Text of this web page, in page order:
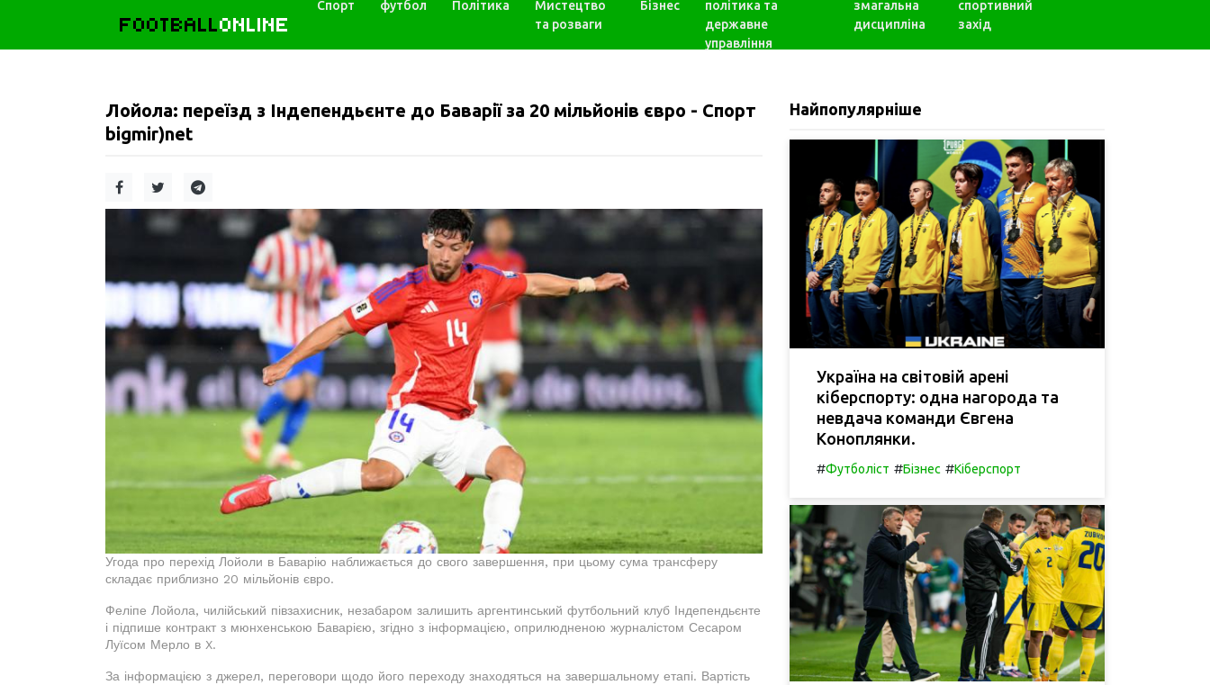
FOOTBALLONLINE
Спорт футбол Політика
Мистецтво
та розваги
Бізнес
політика та
державне
управління
змагальна
дисципліна
спортивний
захід
Лойола: переїзд з Індепендьєнте до Баварії за 20 мільйонів євро - Спорт
bigmir)net
Угода про перехід Лойоли в Баварію наближається до свого завершення, при цьому сума трансферу
складає приблизно 20 мільйонів євро.
Феліпе Лойола, чилійський півзахисник, незабаром залишить аргентинський футбольний клуб Індепендьєнте
і підпише контракт з мюнхенською Баварією, згідно з інформацією, оприлюдненою журналістом Сесаром
Луїсом Мерло в X.
За інформацією з джерел, переговори щодо його переходу знаходяться на завершальному етапі. Вартість
Найпопулярніше
Україна на світовій арені
кіберспорту: одна нагорода та
невдача команди Євгена
Коноплянки.
#Футболіст #Бізнес #Кіберспорт